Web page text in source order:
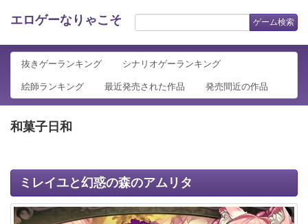
エロゲーなりゃこそ ゲーム検索
抜きゲーランキング シナリオゲーランキング
絵師ランキング 最近発売された作品 発売間近の作品
和菓子日和
ミレイユと幻惑の森のアムリタ